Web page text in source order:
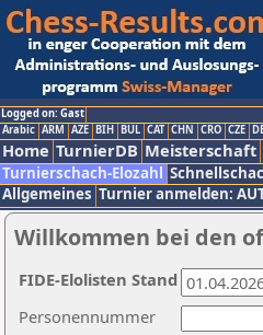
Logged on: Gast
Arabic ARM AZE BIH BUL CAT CHN CRO CZE
Home TurnierDB Meisterschaft
Turnierschach-Elozahl
Allgemeines Turnier anmelden:
Willkommen bei den
Personennummer
FIDE-Elolisten Stand